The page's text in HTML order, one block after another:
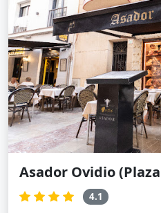
Asador Ovidio
4.1